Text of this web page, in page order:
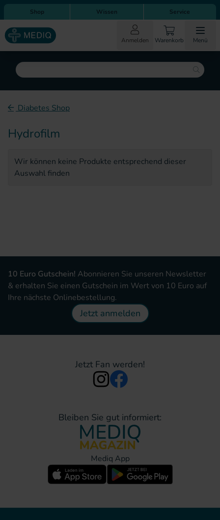
Direkt zum Inhalt
Direkt zur Hauptnavigation
Shop Wissen Service
Anmelden Warenkorb Menü
Suche
Diabetes Shop
Hydrofilm
Wir können keine Produkte entsprechend dieser
Auswahl finden
10 Euro Gutschein! Abonnieren Sie unseren Newsletter
& erhalten Sie einen Gutschein im Wert von 10 Euro auf
Ihre nächste Onlinebestellung.
Jetzt anmelden
Jetzt Fan werden!
Bleiben Sie gut informiert:
Mediq App